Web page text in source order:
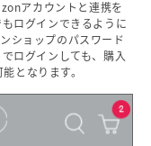
アカウントと連携を
ログインできるように
ショップのパスワード
ログインしても、購入
となります。